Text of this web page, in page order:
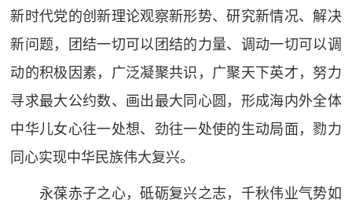
新时代党的创新理论观察新形势、研究新情况、解决
新问题，团结一切可以团结的力量、调动一切可以调
动的积极因素，广泛凝聚共识，广聚天下英才，努力
寻求最大公约数、画出最大同心圆，形成海内外全体
中华儿女心往一处想、劲往一处使的生动局面，勠力
同心实现中华民族伟大复兴。
永葆赤子之心，砥砺复兴之志，千秋伟业气势如